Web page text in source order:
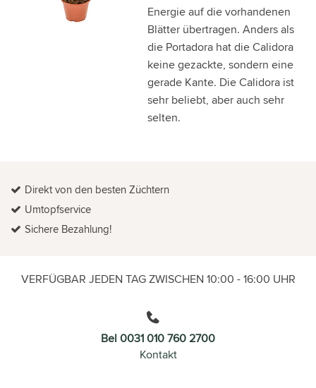
Energie auf die vorhandenen
Blätter übertragen. Anders als
die Portadora hat die Calidora
keine gezackte, sondern eine
gerade Kante. Die Calidora ist
sehr beliebt, aber auch sehr
selten.
Direkt von den besten Züchtern
Umtopfservice
Sichere Bezahlung!
VERFÜGBAR JEDEN TAG ZWISCHEN 10:00 - 16:00 UHR
Bel 0031 010 760 2700
Kontakt